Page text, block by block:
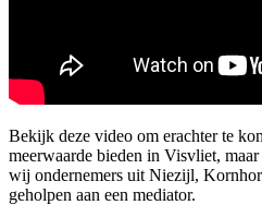
Bekijk deze video om erachter te
meerwaarde bieden in Visvliet,
wij ondernemers uit Niezijl,
geholpen aan een mediator.